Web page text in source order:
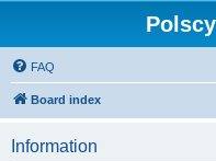
FAQ
Board index
Information